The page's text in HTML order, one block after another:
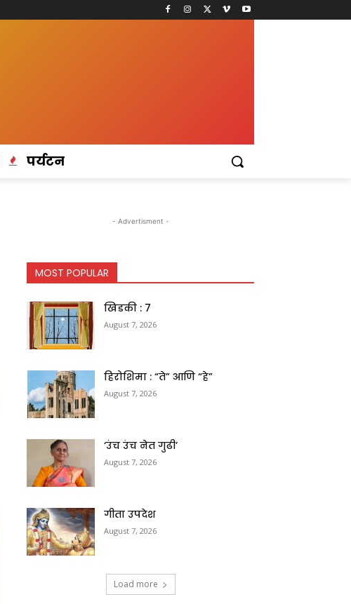
पर्यटन
- Advertisment -
MOST POPULAR
खिडकी : 7
August 7, 2026
हिरोशिमा : “ते” आणि “हे”
August 7, 2026
‘उंच उंच नेत गुढी’
August 7, 2026
गीता उपदेश
August 7, 2026
Load more